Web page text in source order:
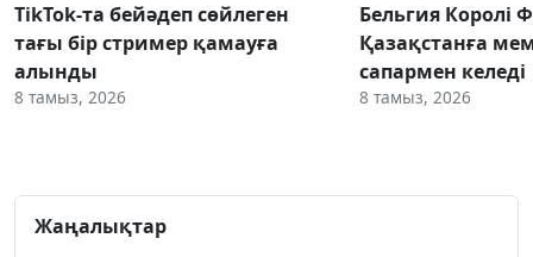
TikTok-та бейәдеп сөйлеген
тағы бір стример қамауға
алынды
8 тамыз, 2026
Бельгия Королі
Қазақстанға
сапармен келеді
8 тамыз, 2026
Жаңалықтар